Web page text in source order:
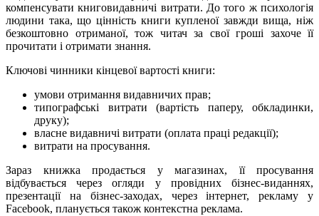
компенсувати книговидавничі витрати. До того ж психологія
людини така, що цінність книги купленої завжди вища, ніж
безкоштовно отриманої, тож читач за свої гроші захоче її
прочитати і отримати знання.
Ключові чинники кінцевої вартості книги:
умови отримання видавничих прав;
типографські витрати (вартість паперу, обкладинки,
друку);
власне видавничі витрати (оплата праці редакції);
витрати на просування.
Зараз книжка продається у магазинах, її просування
відбувається через огляди у провідних бізнес-виданнях,
презентації на бізнес-заходах, через інтернет, рекламу у
Facebook, планується також контекстна реклама.